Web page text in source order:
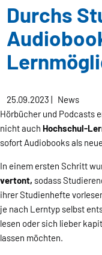
Durchs
25.09.2023| News
Hörbücher und Podcasts
nicht auch Hochschul-
sofort Audiobooks als
In einem ersten Schritt
vertont, sodass
ihrer Studienhefte
je nach Lerntyp selbst
lesen oder sich lieber
lassen möchten.